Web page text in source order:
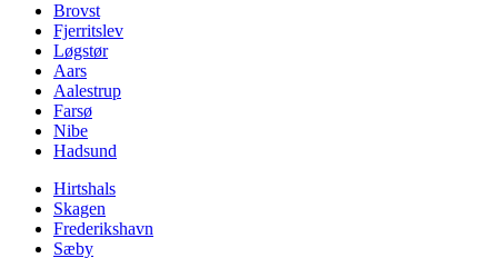
Brovst
Fjerritslev
Løgstør
Aars
Aalestrup
Farsø
Nibe
Hadsund
Hirtshals
Skagen
Frederikshavn
Sæby